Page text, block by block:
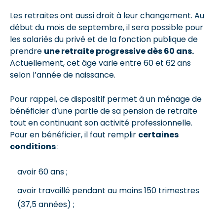
Les retraites ont aussi droit à leur changement. Au
début du mois de septembre, il sera possible pour
les salariés du privé et de la fonction publique de
prendre une retraite progressive dès 60 ans.
Actuellement, cet âge varie entre 60et 62 ans
selon l’année de naissance.
Pour rappel, ce dispositif permet à un ménage de
bénéficier d’une partie de sa pension de retraite
tout en continuant son activité professionnelle.
Pour en bénéficier, il faut remplir certaines
conditions:
avoir 60 ans ;
avoir travaillé pendant au moins 150 trimestres
(37,5 années) ;